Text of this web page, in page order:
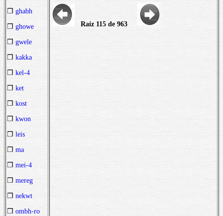
❒ ghabh
❒ ghowe
❒ gwele
❒ kakka
❒ kel-4
❒ ket
❒ kost
❒ kwon
❒ leis
❒ ma
❒ mei-4
❒ mereg
❒ nekwt
❒ ombh-ro
Raíz 115 de 963